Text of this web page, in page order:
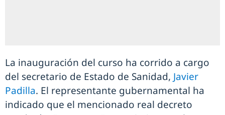
La inauguración del curso ha corrido a cargo
del secretario de Estado de Sanidad, Javier
Padilla. El representante gubernamental ha
indicado que el mencionado real decreto